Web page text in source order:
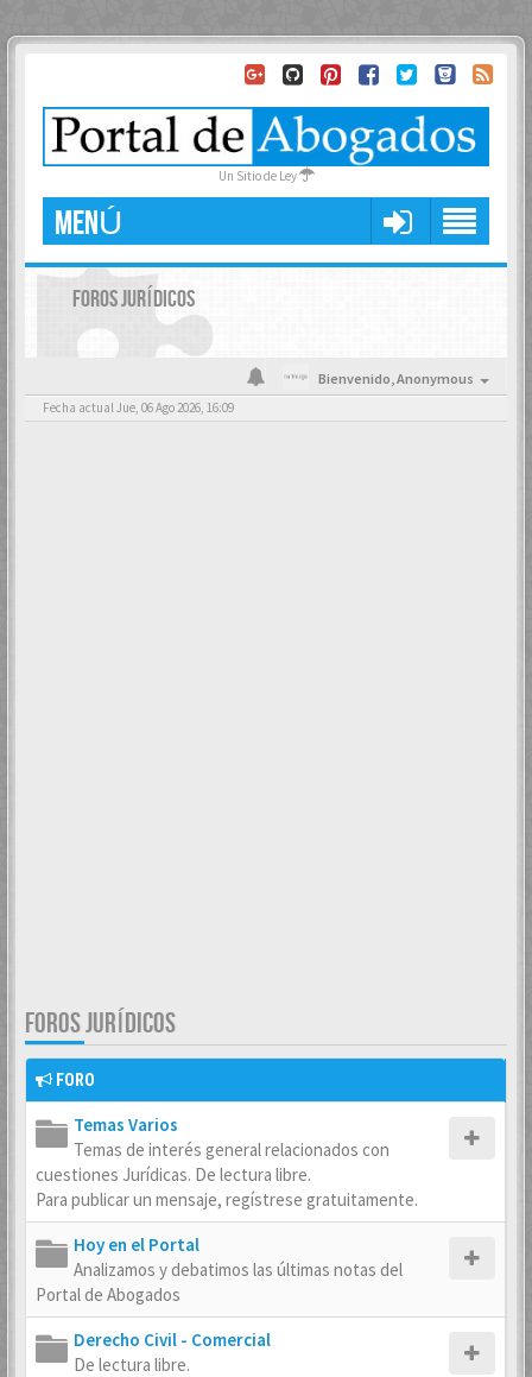
Un Sitio de Ley
MENÚ
FOROS JURÍDICOS
Bienvenido,Anonymous
Fecha actual Jue, 06 Ago 2026, 16:09
FOROS JURÍDICOS
FORO
Temas Varios
Temas de interés general relacionados con
cuestiones Jurídicas. De lectura libre.
Para publicar un mensaje, regístrese gratuitamente.
Hoy en el Portal
Analizamos y debatimos las últimas notas del
Portal de Abogados
Derecho Civil - Comercial
De lectura libre.